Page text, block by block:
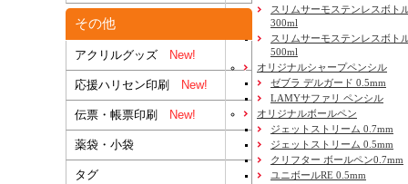
その他
アクリルグッズ New!
応援ハリセン印刷 New!
伝票・帳票印刷 New!
薬袋・小袋
タグ
スリムサーモステンレスボト
300ml
スリムサーモステンレスボト
500ml
オリジナルシャープペンシル
ゼブラ デルガード 0.5mm
LAMYサファリ ペンシル
オリジナルボールペン
ジェットストリーム 0.7mm
ジェットストリーム 0.5mm
クリフター ボールペン0.7mm
ユニボールRE 0.5mm